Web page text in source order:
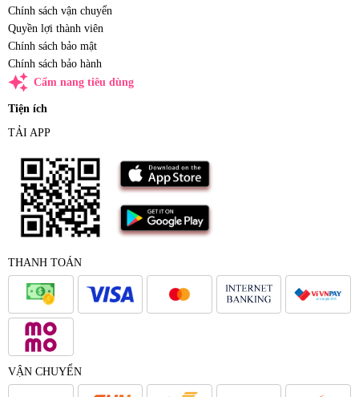
Chính sách vận chuyển
Quyền lợi thành viên
Chính sách bảo mật
Chính sách bảo hành
auto_awesome Cẩm nang tiêu dùng
Tiện ích
TẢI APP
THANH TOÁN
VẬN CHUYỂN